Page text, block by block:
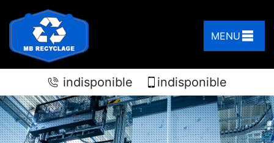
MENU
indisponible indisponible